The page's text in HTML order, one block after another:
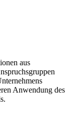
aus
Anwendung des